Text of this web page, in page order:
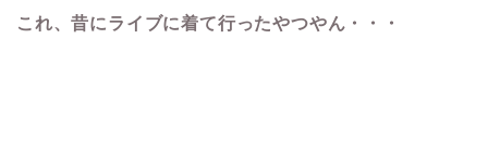
これ、昔にライブに着て行ったやつやん・・・